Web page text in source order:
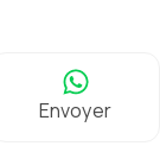
Envoyer